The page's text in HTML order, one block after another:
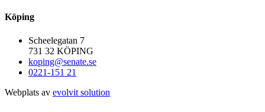
Köping
Scheelegatan 7
731 32 KÖPING
koping@senate.se
0221-151 21
Webplats av evolvit solution